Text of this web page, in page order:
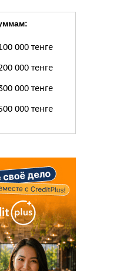
000 тенге
000 тенге
000 тенге
000 тенге